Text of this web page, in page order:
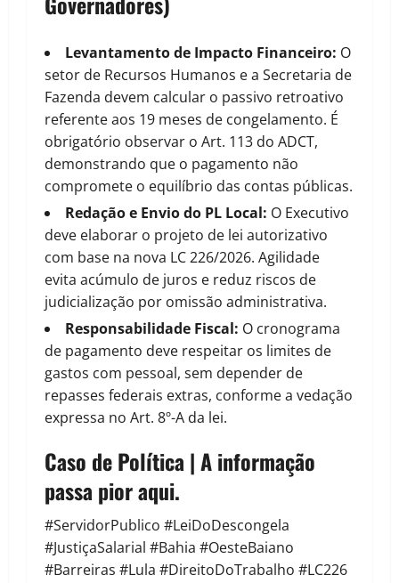
Levantamento de Impacto Financeiro: O
setor de Recursos Humanos e a Secretaria de
Fazenda devem calcular o passivo retroativo
referente aos 19 meses de congelamento. É
obrigatório observar o Art. 113 do ADCT,
demonstrando que o pagamento não
compromete o equilíbrio das contas públicas.
Redação e Envio do PL Local: O Executivo
deve elaborar o projeto de lei autorizativo
com base na nova LC 226/2026. Agilidade
evita acúmulo de juros e reduz riscos de
judicialização por omissão administrativa.
Responsabilidade Fiscal: O cronograma
de pagamento deve respeitar os limites de
gastos com pessoal, sem depender de
repasses federais extras, conforme a vedação
expressa no Art. 8º-A da lei.
Caso de Política | A informação
passa pior aqui.
#ServidorPublico #LeiDoDescongela
#JustiçaSalarial #Bahia #OesteBaiano
#Barreiras #Lula #DireitoDoTrabalho #LC226